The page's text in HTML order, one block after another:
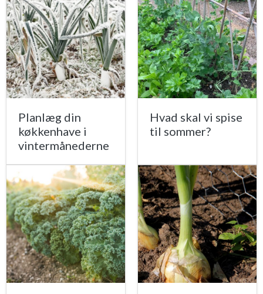
Planlæg din
køkkenhave i
vintermånederne
Hvad skal vi spise
til sommer?